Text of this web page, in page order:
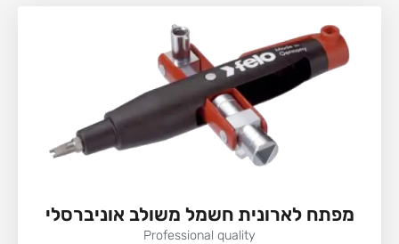
מפתח לארונית חשמל משולב אוניברסלי
Professional quality